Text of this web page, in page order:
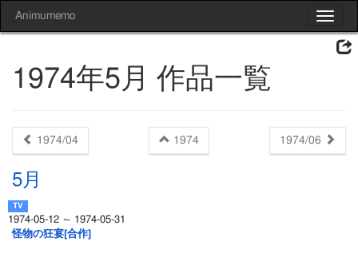
Toggle
Animumemo
1974年5月 作品一覧
1974/04 1974 1974/06
5月
1974-05-12 ～ 1974-05-31
怪物の狂宴[合作]